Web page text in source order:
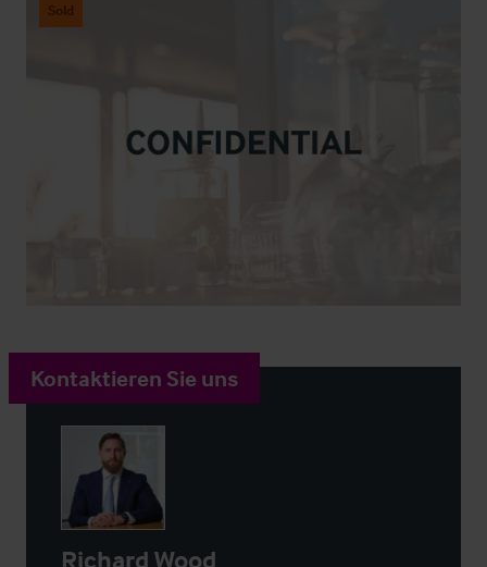
Sold
Kontaktieren Sie uns
Richard Wood